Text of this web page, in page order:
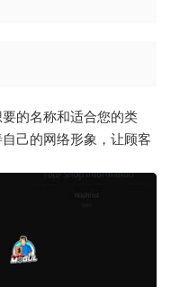
的名称和适合您的类
己的网络形象，让顾客